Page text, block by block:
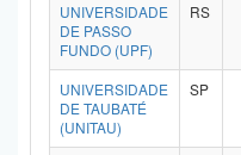
UNIVERSIDADE
DE PASSO
FUNDO (UPF)
RS
UNIVERSIDADE
DE TAUBATÉ
(UNITAU)
SP